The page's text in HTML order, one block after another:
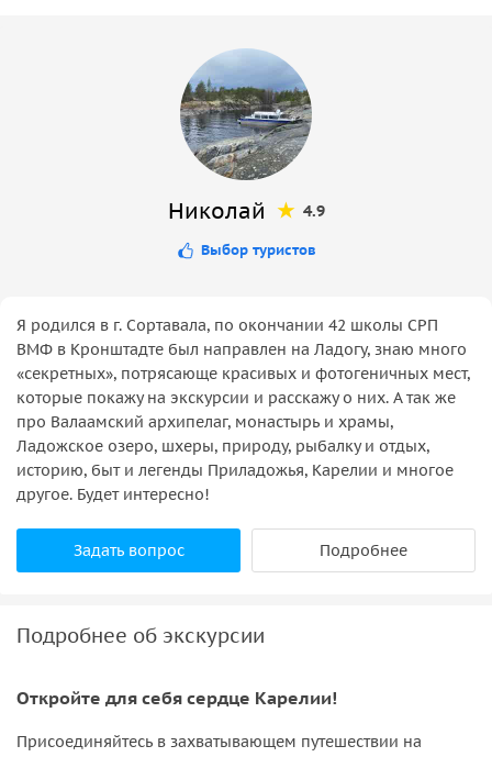
Николай 4.9
Выбор туристов
Я родился в г. Сортавала, по окончании 42 школы СРП
ВМФ в Кронштадте был направлен на Ладогу, знаю много
«секретных», потрясающе красивых и фотогеничных мест,
которые покажу на экскурсии и расскажу о них. А так же
про Валаамский архипелаг, монастырь и храмы,
Ладожское озеро, шхеры, природу, рыбалку и отдых,
историю, быт и легенды Приладожья, Карелии и многое
другое. Будет интересно!
Задать вопрос Подробнее
Подробнее об экскурсии
Откройте для себя сердце Карелии!
Присоединяйтесь в захватывающем путешествии на